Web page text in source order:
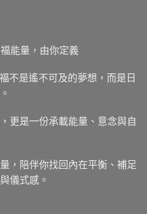
能量，由你定義
不是遙不可及的夢想，而是日
更是一份承載能量、意念與自
，陪伴你找回內在平衡、補足
儀式感。